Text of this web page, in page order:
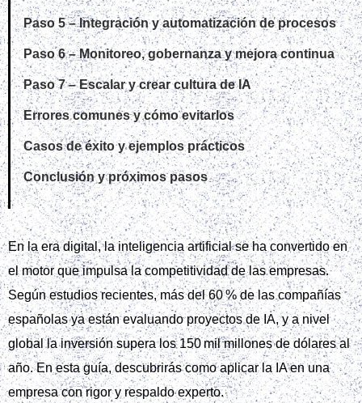
Paso 5 – Integración y automatización de procesos
Paso 6 – Monitoreo, gobernanza y mejora continua
Paso 7 – Escalar y crear cultura de IA
Errores comunes y cómo evitarlos
Casos de éxito y ejemplos prácticos
Conclusión y próximos pasos
En la era digital, la inteligencia artificial se ha convertido en
el motor que impulsa la competitividad de las empresas.
Según estudios recientes, más del 60 % de las compañías
españolas ya están evaluando proyectos de IA, y a nivel
global la inversión supera los 150 mil millones de dólares al
año. En esta guía, descubrirás como aplicar la IA en una
empresa con rigor y respaldo experto.